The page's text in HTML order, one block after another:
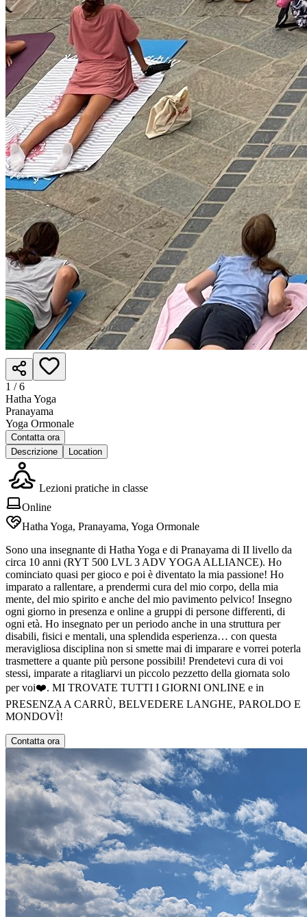
1 /6
Hatha Yoga
Pranayama
Yoga Ormonale
Contatta ora
Descrizione
Location
Lezioni pratiche in classe
Online
Hatha Yoga, Pranayama, Yoga Ormonale
Sono una insegnante di Hatha Yoga e di Pranayama di II livello da
circa 10 anni (RYT 500 LVL 3 ADV YOGA ALLIANCE). Ho
cominciato quasi per gioco e poi è diventato la mia passione! Ho
imparato a rallentare, a prendermi cura del mio corpo, della mia
mente, del mio spirito e anche del mio pavimento pelvico! Insegno
ogni giorno in presenza e online a gruppi di persone differenti, di
ogni età. Ho insegnato per un periodo anche in una struttura per
disabili, fisici e mentali, una splendida esperienza… con questa
meravigliosa disciplina non si smette mai di imparare e vorrei poterla
trasmettere a quante più persone possibili! Prendetevi cura di voi
stessi, imparate a ritagliarvi un piccolo pezzetto della giornata solo
per voi❤️. MI TROVATE TUTTI I GIORNI ONLINE e in
PRESENZA A CARRÙ, BELVEDERE LANGHE, PAROLDO E
MONDOVÌ!
Contatta ora